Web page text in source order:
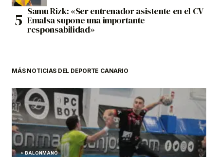
Samu Rizk: «Ser entrenador asistente en el CV
Emalsa supone una importante
responsabilidad»
MÁS NOTICIAS DEL DEPORTE CANARIO
BALONMANO